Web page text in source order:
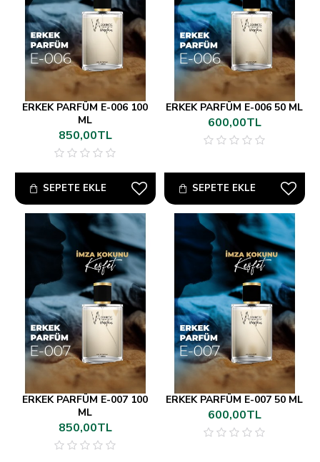
ERKEK PARFÜM E-006 100
ML
850,00TL
SEPETE EKLE
ERKEK PARFÜM E-006 50 ML
600,00TL
SEPETE EKLE
ERKEK PARFÜM E-007 100
ML
850,00TL
ERKEK PARFÜM E-007 50 ML
600,00TL